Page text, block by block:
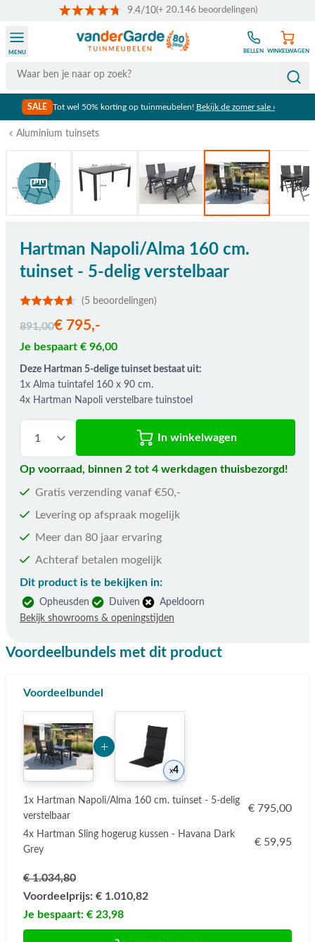
9.4/10(+ 20.146 beoordelingen)
Search
MENU BELLEN WINKELWAGEN
SALE Tot wel 50% korting op tuinmeubelen! Bekijk de zomer sale ›
Aluminium tuinsets
Bekijk afmetingen
Hartman Napoli/Alma 160 cm.
tuinset - 5-delig verstelbaar
(5 beoordelingen)
891,00€ 795,-
Je bespaart € 96,00
Deze Hartman 5-delige tuinset bestaat uit:
1x Alma tuintafel 160 x 90 cm.
4x Hartman Napoli verstelbare tuinstoel
In winkelwagen
Op voorraad, binnen 2 tot 4 werkdagen thuisbezorgd!
Gratis verzending vanaf €50,-
Levering op afspraak mogelijk
Meer dan 80 jaar ervaring
Achteraf betalen mogelijk
Dit product is te bekijken in:
Opheusden Duiven
Apeldoorn
Bekijk showrooms & openingstijden
Voordeelbundels met dit product
Voordeelbundel
4
1x Hartman Napoli/Alma 160 cm. tuinset - 5-delig
verstelbaar
€ 795,00
4x Hartman Sling hogerug kussen - Havana Dark
Grey
€ 59,95
€ 1.034,80
Voordeelprijs: € 1.010,82
Je bespaart: € 23,98